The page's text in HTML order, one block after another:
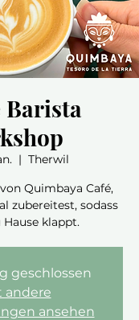
Barista
  |
Therwil
Quimbaya Café,
zubereitest, sodass
Hause klappt.
geschlossen
andere
ansehen